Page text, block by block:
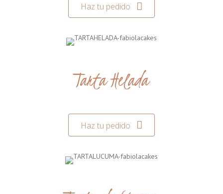
Haz tu pedido
Tarta Helada
Haz tu pedido